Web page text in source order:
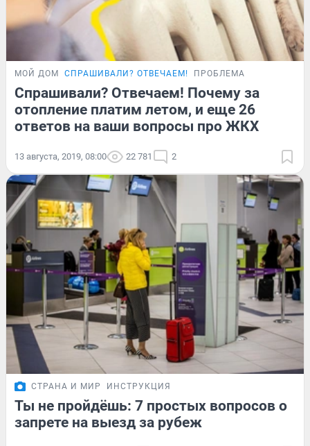
МОЙ ДОМ СПРАШИВАЛИ? ОТВЕЧАЕМ! ПРОБЛЕМА
Спрашивали? Отвечаем! Почему за
отопление платим летом, и еще 26
ответов на ваши вопросы про ЖКХ
13 августа, 2019, 08:00 22 781 2
СТРАНА И МИР ИНСТРУКЦИЯ
Ты не пройдёшь: 7 простых вопросов о
запрете на выезд за рубеж